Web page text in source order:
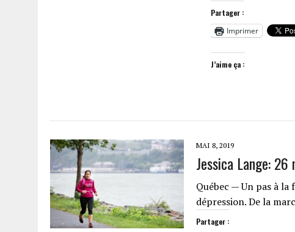
Partager :
Imprimer
J’aime ça :
MAI 8, 2019
Jessica Lange:
Québec — Un pas à la
dépression. De la
Partager :